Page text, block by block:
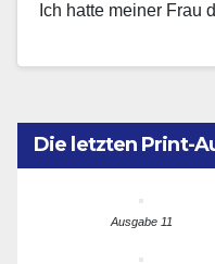
Ich hatte meiner Frau
Die letzten Print-
Ausgabe 11